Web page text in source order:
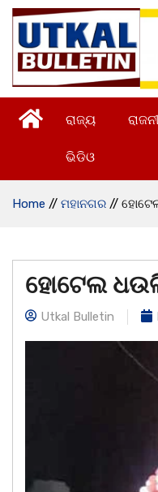
ରାଜ୍ୟ
ଭିଡିଓ
Home // ମହାନଗର //
ହୋଟେଲ
Utkal Bulletin